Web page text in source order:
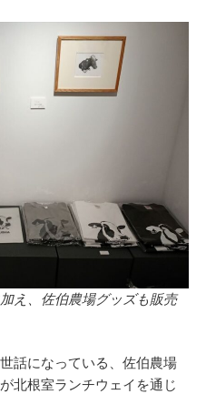
え、佐伯農場グッズも販売
話になっている、佐伯農場
北根室ランチウェイを通じ